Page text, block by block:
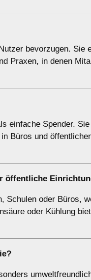
bevorzugen. Sie
Praxen, in denen
einfache Spender.
Büros und
öffentliche
Schulen oder Büros,
oder Kühlung